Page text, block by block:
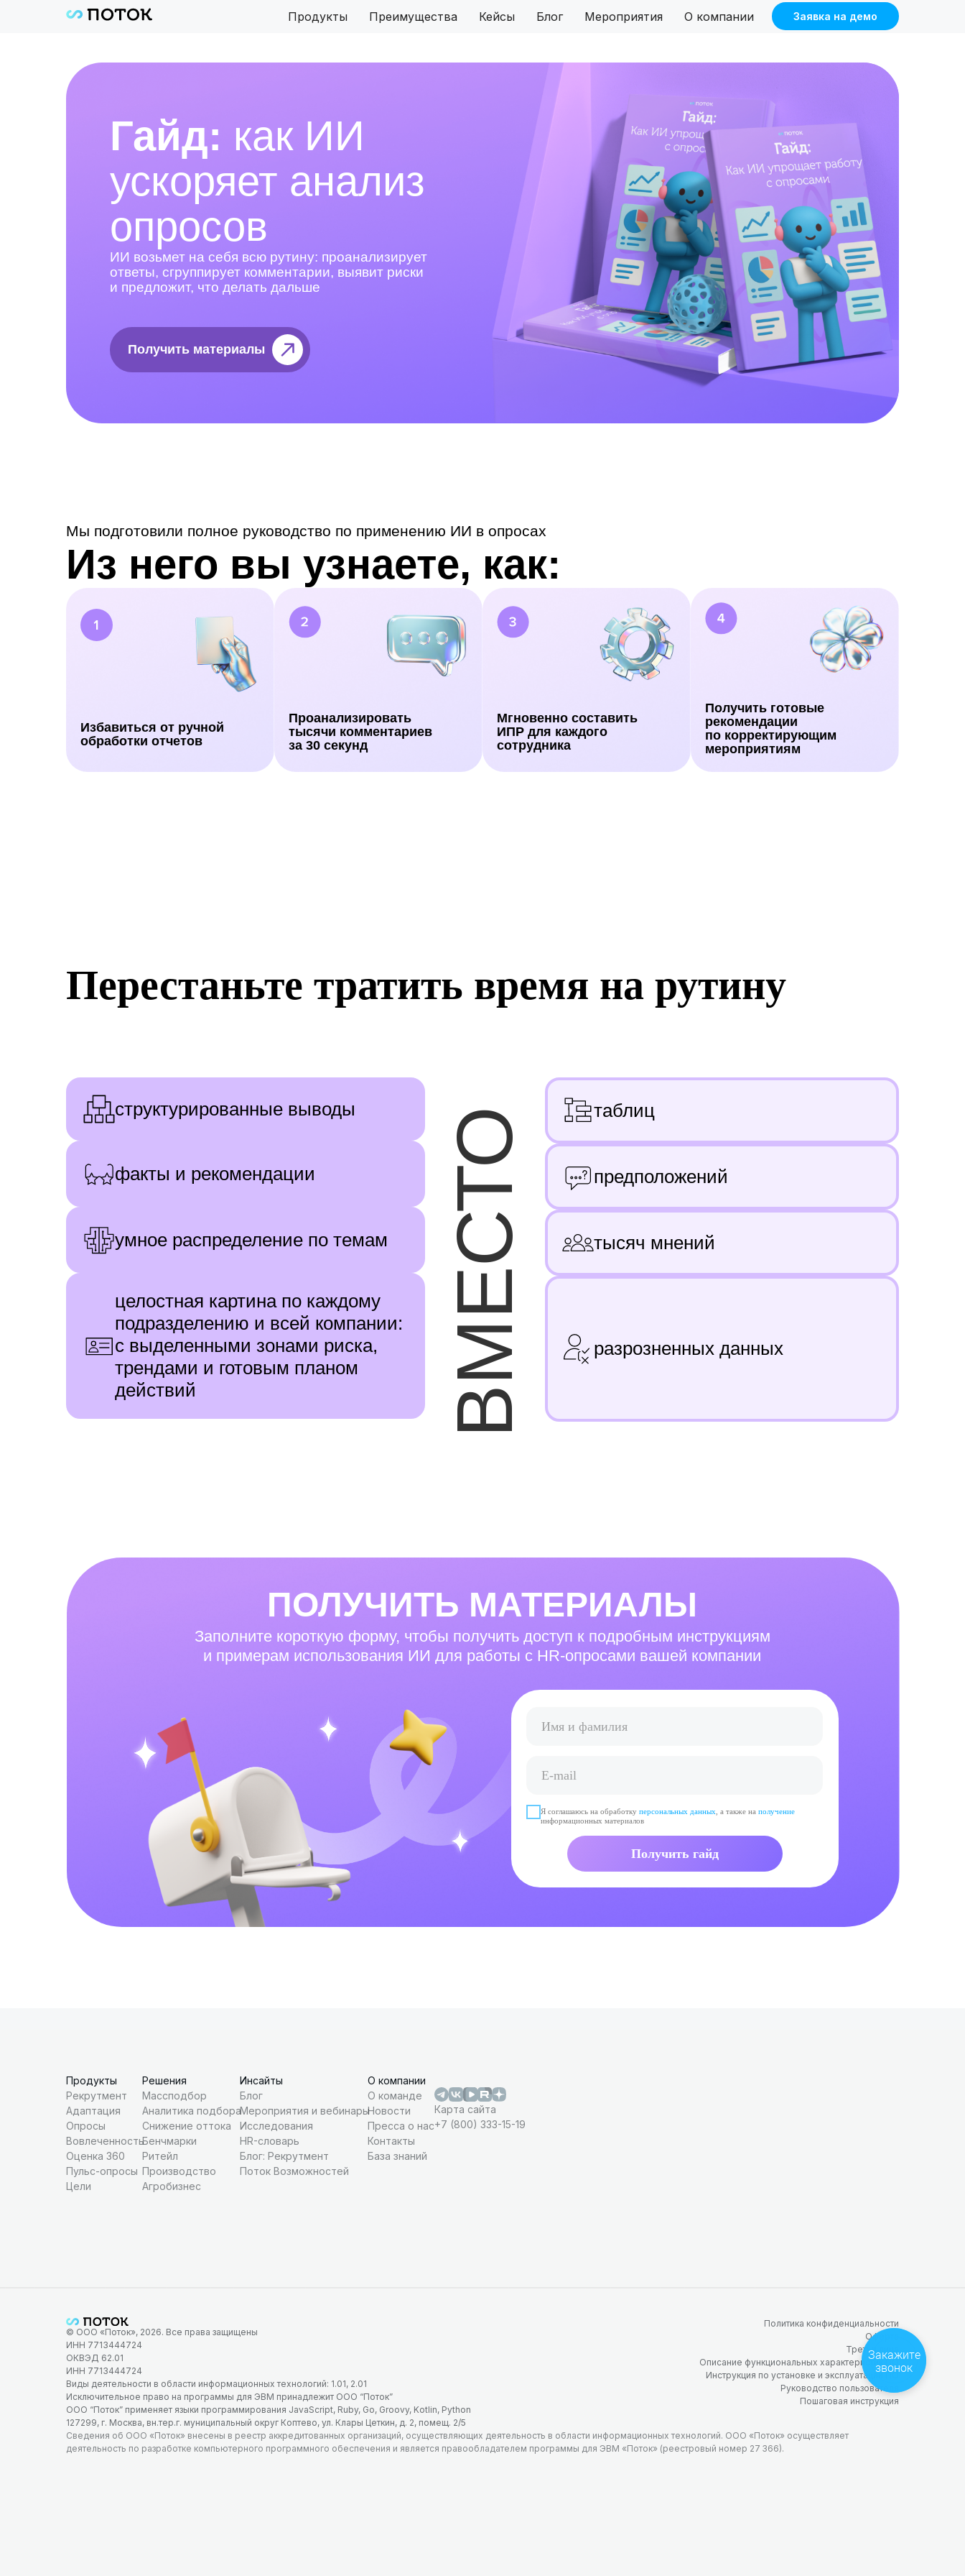
Продукты Преимущества Кейсы Блог Мероприятия О компании Заявка на демо
Получить материалы
Получить материалы
Гайд: как ИИ
ускоряет анализ
опросов
ИИ возьмет на себя всю рутину: проанализирует
ответы, сгруппирует комментарии, выявит риски
и предложит, что делать дальше
Мы подготовили полное руководство по применению ИИ в опросах
Из него вы узнаете, как:
Избавиться от ручной
обработки отчетов
Проанализировать
тысячи комментариев
за 30 секунд
Мгновенно составить
ИПР для каждого
сотрудника
Получить готовые
рекомендации
по корректирующим
мероприятиям
Перестаньте тратить время на рутину
ВМЕСТО
структурированные выводы
факты и рекомендации
умное распределение по темам
целостная картина по каждому
подразделению и всей компании:
с выделенными зонами риска,
трендами и готовым планом
действий
таблиц
предположений
тысяч мнений
разрозненных данных
ПОЛУЧИТЬ МАТЕРИАЛЫ
Заполните короткую форму, чтобы получить доступ к подробным инструкциям
и примерам использования ИИ для работы с HR-опросами вашей компании
Я соглашаюсь на обработку персональных данных , а также на получение
информационных материалов
Получить гайд
Продукты
Рекрутмент
Адаптация
Опросы
Вовлеченность
Оценка 360
Пульс-опросы
Цели
Решения
Массподбор
Аналитика подбора
Снижение оттока
Бенчмарки
Ритейл
Производство
Агробизнес
Инсайты
Блог
Мероприятия и вебинары
Исследования
HR-словарь
Блог: Рекрутмент
Поток Возможностей
О компании
О команде
Новости
Пресса о нас
Контакты
База знаний
Карта сайта
+7 (800) 333-15-19
© ООО «Поток», 2026. Все права защищены
ИНН 7713444724
ОКВЭД 62.01
ИНН 7713444724
Виды деятельности в области информационных технологий: 1.01, 2.01
Исключительное право на программы для ЭВМ принадлежит ООО “Поток”
ООО “Поток” применяет языки программирования JavaScript, Ruby, Go, Groovy, Kotlin, Python
127299, г. Москва, вн.тер.г. муниципальный округ Коптево, ул. Клары Цеткин, д. 2, помещ. 2/5
Политика конфиденциальности
Оферта
Третьи лица
Описание функциональных характеристик ПО
Инструкция по установке и эксплуатации ПО
Руководство пользователя
Пошаговая инструкция
Сведения об ООО «Поток» внесены в реестр аккредитованных организаций, осуществляющих деятельность в области информационных технологий. ООО «Поток» осуществляет
деятельность по разработке компьютерного программного обеспечения и является правообладателем программы для ЭВМ «Поток» (реестровый номер 27 366).
Закажите
звонок